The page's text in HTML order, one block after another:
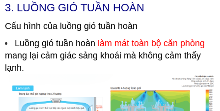
3. LUỒNG GIÓ TUẦN HOÀN
Cấu hình của luồng gió tuần hoàn
Luồng gió tuần hoàn làm mát toàn bộ căn phòng
mang lại cảm giác sảng khoái mà không cảm thấy
lạnh.